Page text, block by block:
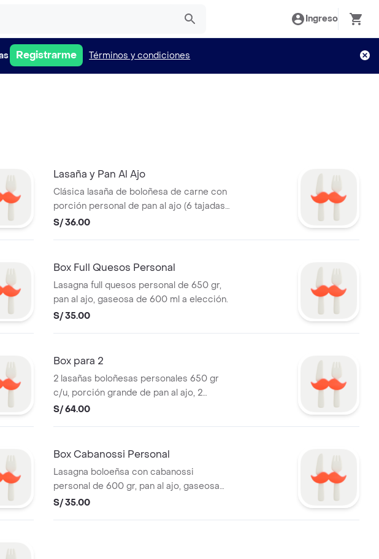
Ingreso
Registrarme Términos y condiciones
Lasaña y Pan Al Ajo
Clásica lasaña de boloñesa de carne con
porción personal de pan al ajo (6 tajadas)
.S/ 36.00
Box Full Quesos Personal
Lasagna full quesos personal de 650 gr,
pan al ajo, gaseosa de 600 ml a elección.
S/ 35.00
Box para 2
2 lasañas boloñesas personales 650 gr
c/u, porción grande de pan al ajo, 2
gaseosas de 600 ml a elección.
S/ 64.00
Box Cabanossi Personal
Lasagna boloeñsa con cabanossi
personal de 600 gr, pan al ajo, gaseosa
de 600 ml a elección.
S/ 35.00